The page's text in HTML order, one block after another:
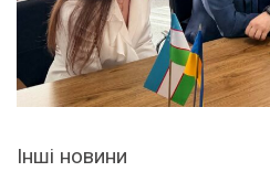
Інші новини